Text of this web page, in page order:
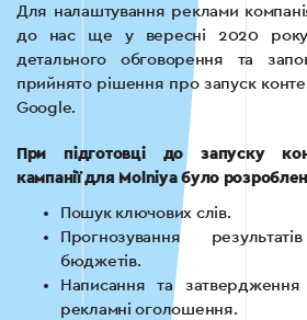
Для налаштування реклами
до нас ще у вересні 2020
детального обговорення та
прийнято рішення про запуск
Google.
При підготовці до запуску
кампанії для Molniya було
Пошук ключових слів.
Прогнозування
бюджетів.
Написання та затвердження
рекламні оголошення.